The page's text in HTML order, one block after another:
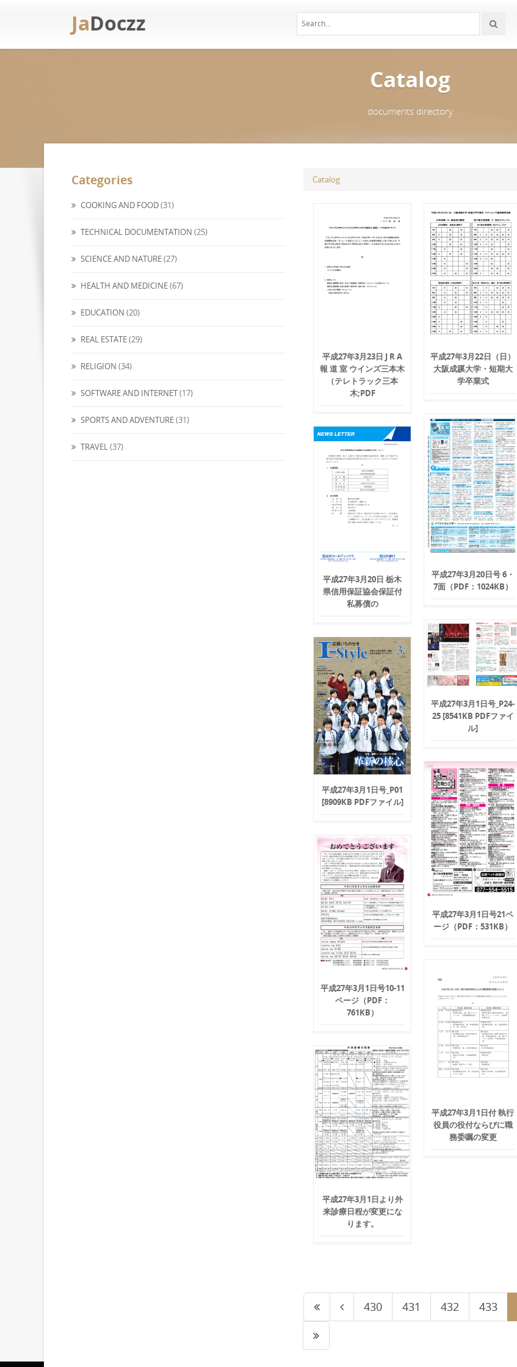
JaDoczz
Catalog
documents directory
Categories
COOKING AND FOOD(31)
TECHNICAL DOCUMENTATION (25)
SCIENCE AND NATURE(27)
HEALTH AND MEDICINE(67)
EDUCATION (20)
REAL ESTATE(29)
RELIGION (34)
SOFTWARE AND INTERNET(17)
SPORTS AND ADVENTURE(31)
TRAVEL(37)
Catalog
平成27年3月23日 J R A
報 道 室 ウインズ三本木
（テレトラック三本
木;PDF
平成27年3月22日（日）
大阪成蹊大学・短期大
学卒業式
平成27年3月20日号 6・
7面（PDF：1024KB）
平成27年3月20日 栃木
県信用保証協会保証付
私募債の
平成27年3月1日号_P24-
25 [8541KB PDFファイ
ル]
平成27年3月1日号_P01
[8909KB PDFファイル]
平成27年3月1日号21ペ
ージ（PDF：531KB）
平成27年3月1日号10-11
ページ（PDF：
761KB）
平成27年3月1日付 執行
役員の役付ならびに職
務委嘱の変更
平成27年3月1日より外
来診療日程が変更にな
ります。
430 431 432 433